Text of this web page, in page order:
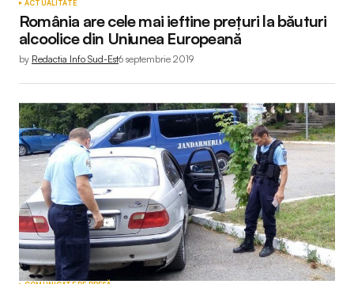
ACTUALITATE
România are cele mai ieftine prețuri la băuturi
alcoolice din Uniunea Europeană
by Redactia Info Sud-Est6 septembrie 2019